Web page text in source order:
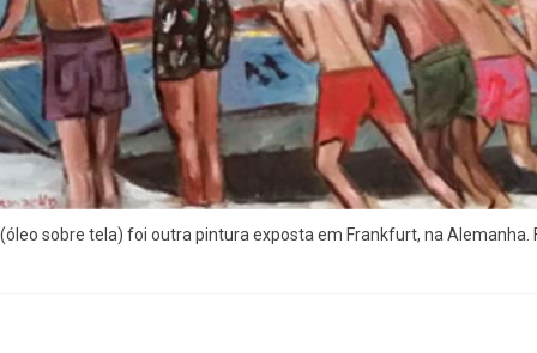
(óleo sobre tela) foi outra pintura exposta em Frankfurt, na Alemanha.